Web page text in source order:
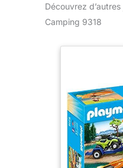
Découvrez
Camping 9318